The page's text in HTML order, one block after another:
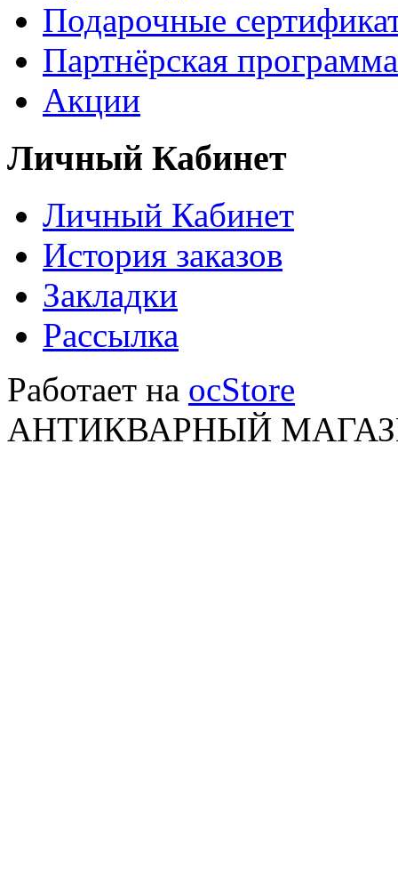
Подарочные
Партнёрская программа
Акции
Личный Кабинет
Личный Кабинет
История заказов
Закладки
Рассылка
Работает на ocStore
АНТИКВАРНЫЙ